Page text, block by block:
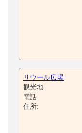
リウール広場
観光地
電話:
住所: